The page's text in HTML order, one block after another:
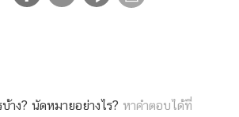
าง? นัดหมายอย่างไร? หาคำตอบได้ที่